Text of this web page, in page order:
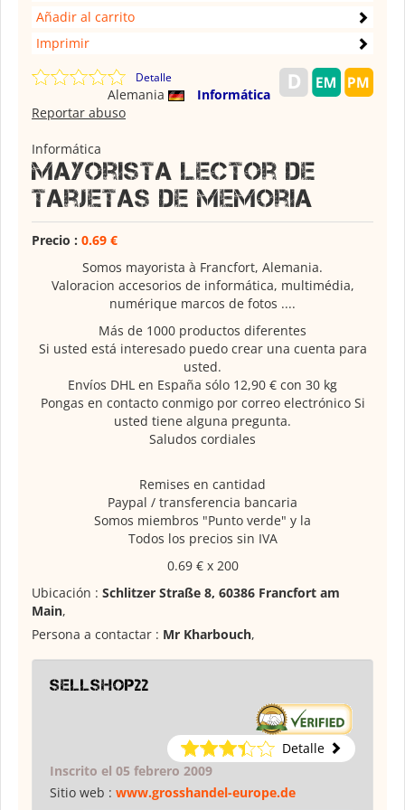
Añadir al carrito
Imprimir
Detalle
Alemania
Informática
Reportar abuso
Informática
Mayorista Lector de
tarjetas de memoria
Precio : 0.69 €
Somos mayorista à Francfort, Alemania.
Valoracion accesorios de informática, multimédia,
numérique marcos de fotos ....
Más de 1000 productos diferentes
Si usted está interesado puedo crear una cuenta para
usted.
Envíos DHL en España sólo 12,90 € con 30 kg
Pongas en contacto conmigo por correo electrónico Si
usted tiene alguna pregunta.
Saludos cordiales
Remises en cantidad
Paypal / transferencia bancaria
Somos miembros "Punto verde" y la
Todos los precios sin IVA
0.69 € x 200
Ubicación : Schlitzer Straße 8, 60386 Francfort am
Main,
Persona a contactar : Mr Kharbouch,
sellshop22
Detalle
Inscrito el 05 febrero 2009
Sitio web : www.grosshandel-europe.de